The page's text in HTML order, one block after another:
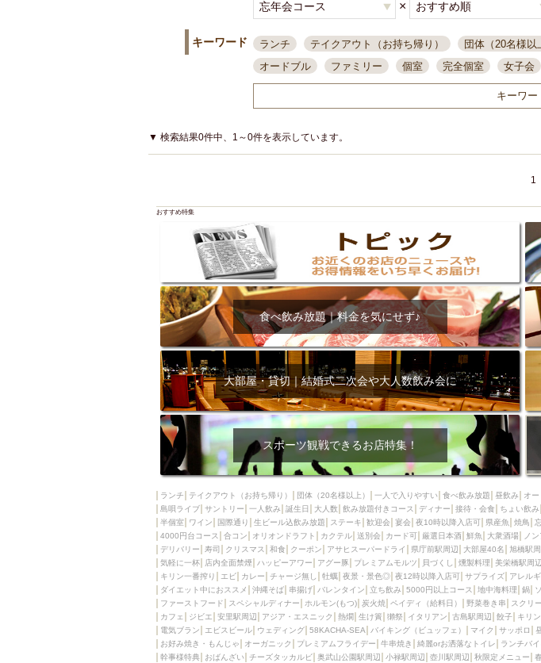
×
キーワード ランチ テイクアウト（お持ち帰り） 団体（20名様以
オードブル
ファミリー 個室 完全個室 女子会
一人飲み
接待・会食
ちょい飲み コスパ最高 肉料理 模
結婚式二次会
夜10時以降入店可
県産魚 焼鳥 忘年会コース
4000円台コー
デリバリ
アサヒスーパードライ
県庁前駅周辺
大部屋50名以上～
オリオン 海ぶどう
ハッピーアワー
アグー豚 プレミアムモルツ 貝づ
飲み放題付きコース3000円
肉の日 おもろまち駅周辺
キリン一番搾り
エビ カレー チャージ無し 牡
アレルギー対応可能
牧志駅周辺 ペット同伴 ビア
ダイエット中におススメ
沖縄そば 串揚げ バレン
ソファー
激辛料理 石垣牛 アヒージョ アサヒ
ファーストフード
スペシャルディナー ホルモン(もつ
スクリーン
スペインバル・イタリアンバール 食べ放題
カニ
カフェ ジビエ 安里駅周辺 アジア・エス
分煙 少人数貸切(15名以下から)
ホッピー
焼肉 電気ブラン エビスビール ウェ
マイク
サッポロ 昼宴会 イベリコ豚 山盛、メ
市立病院前駅周辺
中華 お好み焼き・もんじゃ オ
綺麗orお洒落なトイレ
ランチバイキング フルーツハ
クラフトビール
鉄板焼き 幹事様特典 おばんざい
壺川駅周辺
秋限定メニュー 春限定メニュー フレ
ラクレット
赤嶺駅周辺 シードル 那覇空港駅周辺
キーワー
▼ 検索結果0件中、1～0件を表示しています。
1
おすすめ特集
食べ飲み放題｜料金を気にせず♪
大部屋・貸切｜結婚式二次会や大人数飲み会に
スポーツ観戦できるお店特集！
ランチ テイクアウト（お持ち帰り） 団体（20名様以上） 一人で入りやすい 食べ飲み放題 昼飲み オ
島唄ライブ サントリー 一人飲み 誕生日 大人数 飲み放題付きコース ディナー 接待・会食 ちょい飲み
半個室
ワイン 国際通り 生ビール込飲み放題 ステーキ 歓迎会 宴会 夜10時以降入店可 県産魚 焼鳥
4000円台コース
合コン オリオンドラフト カクテル 送別会 カード可 厳選日本酒 鮮魚 大衆酒場 ノ
デリバリー
寿司 クリスマス 和食 クーポン アサヒスーパードライ 県庁前駅周辺 大部屋40名 旭橋駅
気軽に一杯
店内全面禁煙 ハッピーアワー アグー豚 プレミアムモルツ 貝づくし 燻製料理 美栄橋駅周辺
キリン一番搾り
エビ カレー チャージ無し 牡蠣 夜景・景色◎ 夜12時以降入店可 サプライズ アレル
ダイエット中におススメ
沖縄そば 串揚げ バレンタイン 立ち飲み 5000円以上コース 地中海料理 鍋
ファーストフード
スペシャルディナー ホルモン(もつ) 炭火焼 ペイディ（給料日） 野菜巻き串 スクリ
カフェ
ジビエ 安里駅周辺 アジア・エスニック 熱燗 生け簀 獺祭 イタリアン 古島駅周辺 餃子 キリン
電気ブラン
エビスビール ウェディング 58KACHA-SEA バイキング（ビュッフェ） マイク サッポロ
お好み焼き・もんじゃ
オーガニック プレミアムフライデー 牛串焼き 綺麗orお洒落なトイレ ランチバ
幹事様特典
おばんざい チーズタッカルビ 奥武山公園駅周辺 小禄駅周辺 壺川駅周辺 秋限定メニュー